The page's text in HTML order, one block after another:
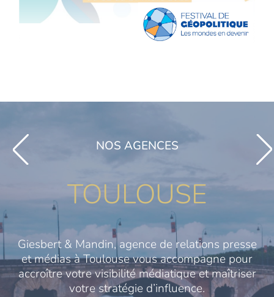
NOS AGENCES
TOULOUSE
Giesbert & Mandin, agence de relations presse
et médias à Toulouse vous accompagne pour
accroître votre visibilité médiatique et maîtriser
votre stratégie d’influence.